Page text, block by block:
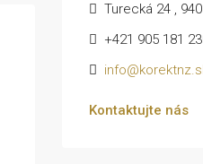
Turecká 24 ,
+421 905 181
Kontaktujte nás